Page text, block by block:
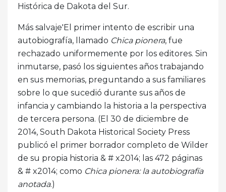
Histórica de Dakota del Sur.
Más salvaje'El primer intento de escribir una
autobiografía, llamado Chica pionera, fue
rechazado uniformemente por los editores. Sin
inmutarse, pasó los siguientes años trabajando
en sus memorias, preguntando a sus familiares
sobre lo que sucedió durante sus años de
infancia y cambiando la historia a la perspectiva
de tercera persona. (El 30 de diciembre de
2014, South Dakota Historical Society Press
publicó el primer borrador completo de Wilder
de su propia historia & # x2014; las 472 páginas
& # x2014; como Chica pionera: la autobiografía
anotada.)